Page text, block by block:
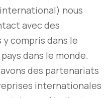
nous
avec des
compris dans le
dans le monde.
avons des partenariats
internationales